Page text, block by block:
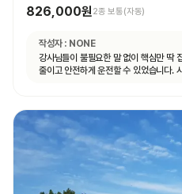
826,000원2종 보통(자동)
작성자 : NONE
강사님들이 불필요한 말 없이 핵심만 딱
줄이고 안전하게 운전할 수 있었습니다.